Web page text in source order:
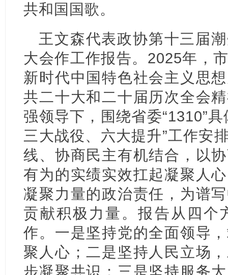
共和国国歌。
王文森代表政协第十三届
大会作工作报告。2025年，
新时代中国特色社会主义思
共二十大和二十届历次全会
强领导下，围绕省委“1310”
三大战役、六大提升”工作安
线、协商民主有机结合，以
有为的实绩实效扛起凝聚人
凝聚力量的政治责任，为谱
贡献积极力量。报告从四个
作。一是坚持党的全面领导
聚人心；二是坚持人民立场
步凝聚共识；三是坚持服务